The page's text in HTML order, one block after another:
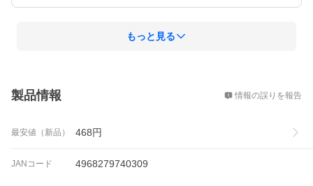
もっと見る
製品情報 情報の誤りを報告
最安値（新品） 468円
JANコード 4968279740309